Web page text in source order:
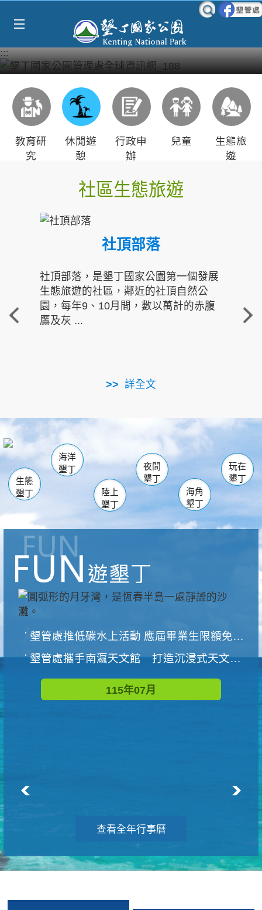
:::
教育研
究
休閒遊
憩
行政申
辦
兒童
生態旅
遊
社區生態旅遊
社頂部落
社頂部落，是墾丁國家公園第一個發展
生態旅遊的社區，鄰近的社頂自然公
園，每年9、10月間，數以萬計的赤腹
鷹及灰 ...
詳全文
重
走進
南仁湖
海生館
恆春 佳樂水
龍鑾潭自然中心 森林遊樂區
瓊麻館
關山 墾管處遊客中心
社頂公園 風吹沙
船帆石
白砂 龍磐公園
香蕉灣
砂島
鵝鑾鼻
生態
墾丁
海洋
墾丁
陸上
墾丁
夜間
墾丁
海角
墾丁
玩在
墾丁
墾管處推低碳水上活動 應屆畢業生限額免費參加
墾管處攜手南瀛天文館 打造沉浸式天文探索營隊
115年07月
查看全年行事曆